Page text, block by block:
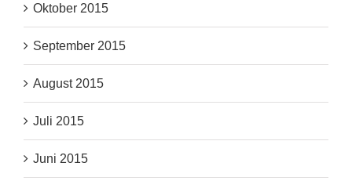
Oktober 2015
September 2015
August 2015
Juli 2015
Juni 2015